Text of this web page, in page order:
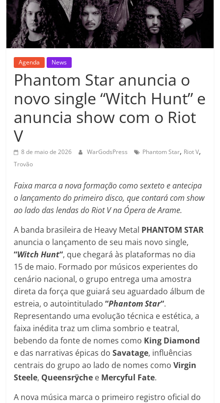
Agenda News
Phantom Star anuncia o
novo single “Witch Hunt” e
anuncia show com o Riot
V
8 de maio de 2026 WarGodsPress Phantom Star, Riot V,
Trovão
Faixa marca a nova formação como sexteto e antecipa
o lançamento do primeiro disco, que contará com show
ao lado das lendas do Riot V na Ópera de Arame.
A banda brasileira de Heavy Metal PHANTOM STAR
anuncia o lançamento de seu mais novo single,
“Witch Hunt“, que chegará às plataformas no dia
15 de maio. Formado por músicos experientes do
cenário nacional, o grupo entrega uma amostra
direta da força que guiará seu aguardado álbum de
estreia, o autointitulado“Phantom Star“.
Representando uma evolução técnica e estética, a
faixa inédita traz um clima sombrio e teatral,
bebendo da fonte de nomes como King Diamond
e das narrativas épicas doSavatage, influências
centrais do grupo ao lado de nomes comoVirgin
Steele, Queensrÿche e Mercyful Fate.
A nova música marca o primeiro registro oficial do